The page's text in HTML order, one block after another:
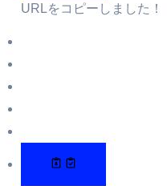
URLをコピーしました！